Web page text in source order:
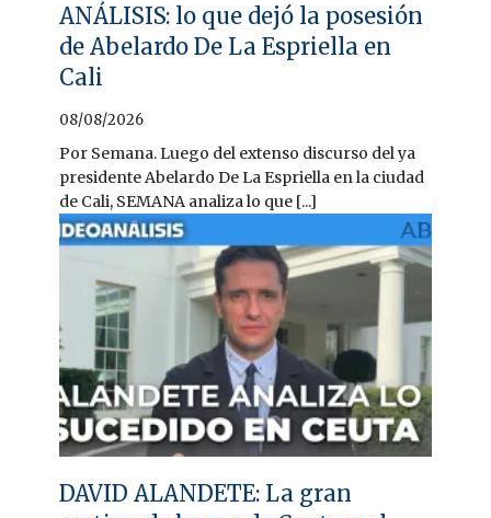
ANÁLISIS: lo que dejó la posesión
de Abelardo De La Espriella en
Cali
08/08/2026
Por Semana. Luego del extenso discurso del ya
presidente Abelardo De La Espriella en la ciudad
de Cali, SEMANA analiza lo que [...]
DAVID ALANDETE: La gran